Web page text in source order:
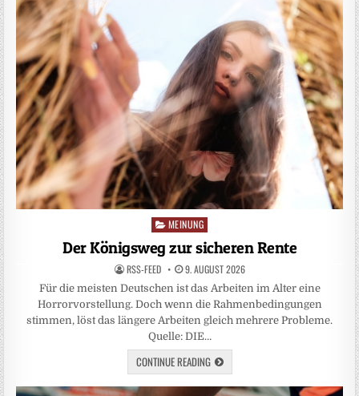
PostedMEINUNG
Der Königsweg zur sicheren Rente
RSS-FEED 9. AUGUST 2026
Für die meisten Deutschen ist das Arbeiten im Alter eine
Horrorvorstellung. Doch wenn die Rahmenbedingungen
stimmen, löst das längere Arbeiten gleich mehrere Probleme.
Quelle: DIE…
CONTINUE READING